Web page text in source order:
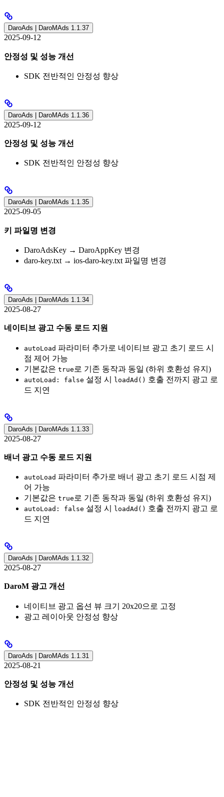
DaroAds | DaroMAds 1.1.37
2025-09-12
안정성 및 성능 개선
SDK 전반적인 안정성 향상
DaroAds | DaroMAds 1.1.36
2025-09-12
안정성 및 성능 개선
SDK 전반적인 안정성 향상
DaroAds | DaroMAds 1.1.35
2025-09-05
키 파일명 변경
DaroAdsKey → DaroAppKey 변경
daro-key.txt → ios-daro-key.txt 파일명 변경
DaroAds | DaroMAds 1.1.34
2025-08-27
네이티브 광고 수동 로드 지원
autoLoad 파라미터 추가로 네이티브 광고 초기 로드 시
점 제어 가능
기본값은 true 로 기존 동작과 동일 (하위 호환성 유지)
autoLoad: false 설정 시 loadAd() 호출 전까지 광고 로
드 지연
DaroAds | DaroMAds 1.1.33
2025-08-27
배너 광고 수동 로드 지원
autoLoad 파라미터 추가로 배너 광고 초기 로드 시점 제
어 가능
기본값은 true 로 기존 동작과 동일 (하위 호환성 유지)
autoLoad: false 설정 시 loadAd() 호출 전까지 광고 로
드 지연
DaroAds | DaroMAds 1.1.32
2025-08-27
DaroM 광고 개선
네이티브 광고 옵션 뷰 크기 20x20으로 고정
광고 레이아웃 안정성 향상
DaroAds | DaroMAds 1.1.31
2025-08-21
안정성 및 성능 개선
SDK 전반적인 안정성 향상